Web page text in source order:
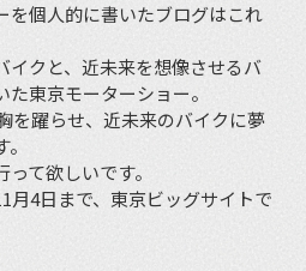
を個人的に書いたブログはこれ
イクと、近未来を想像させるバ
東京モーターショー。
を躍らせ、近未来のバイクに夢
て欲しいです。
月4日まで、東京ビッグサイトで